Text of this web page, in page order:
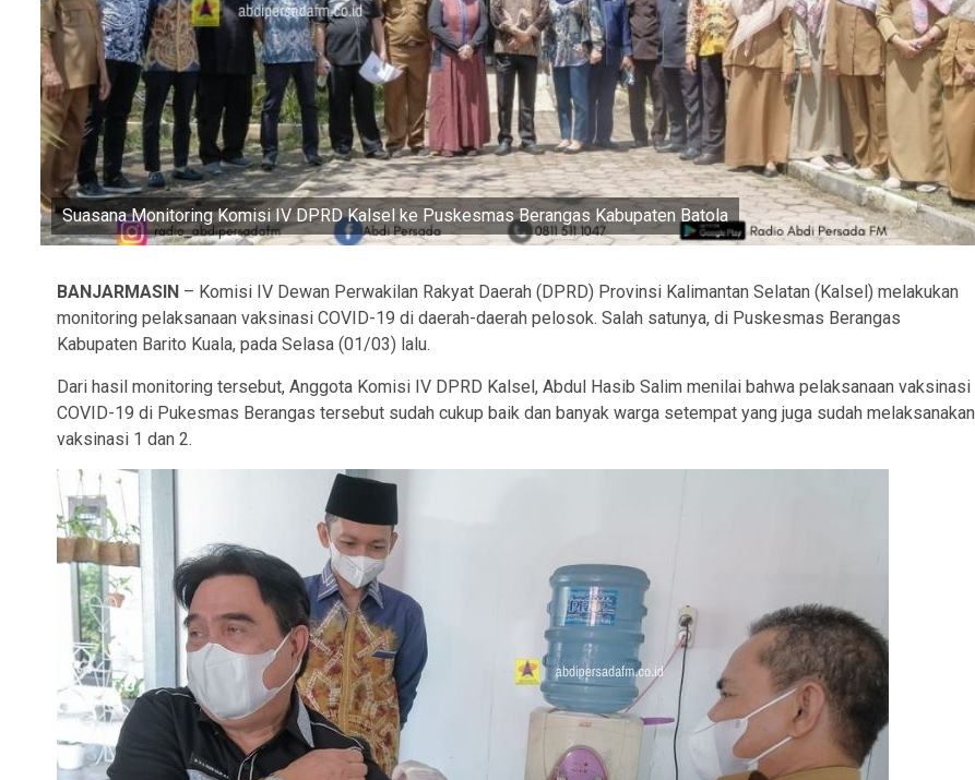
Suasana Monitoring Komisi IV DPRD Kalsel ke Puskesmas Berangas Kabupaten Batola
BANJARMASIN – Komisi IV Dewan Perwakilan Rakyat Daerah (DPRD) Provinsi Kalimantan Selatan (Kalsel) melakukan
monitoring pelaksanaan vaksinasi COVID-19 di daerah-daerah pelosok. Salah satunya, di Puskesmas Berangas
Kabupaten Barito Kuala, pada Selasa (01/03) lalu.
Dari hasil monitoring tersebut, Anggota Komisi IV DPRD Kalsel, Abdul Hasib Salim menilai bahwa pelaksanaan vaksinasi
COVID-19 di Pukesmas Berangas tersebut sudah cukup baik dan banyak warga setempat yang juga sudah melaksanakan
vaksinasi 1 dan 2.